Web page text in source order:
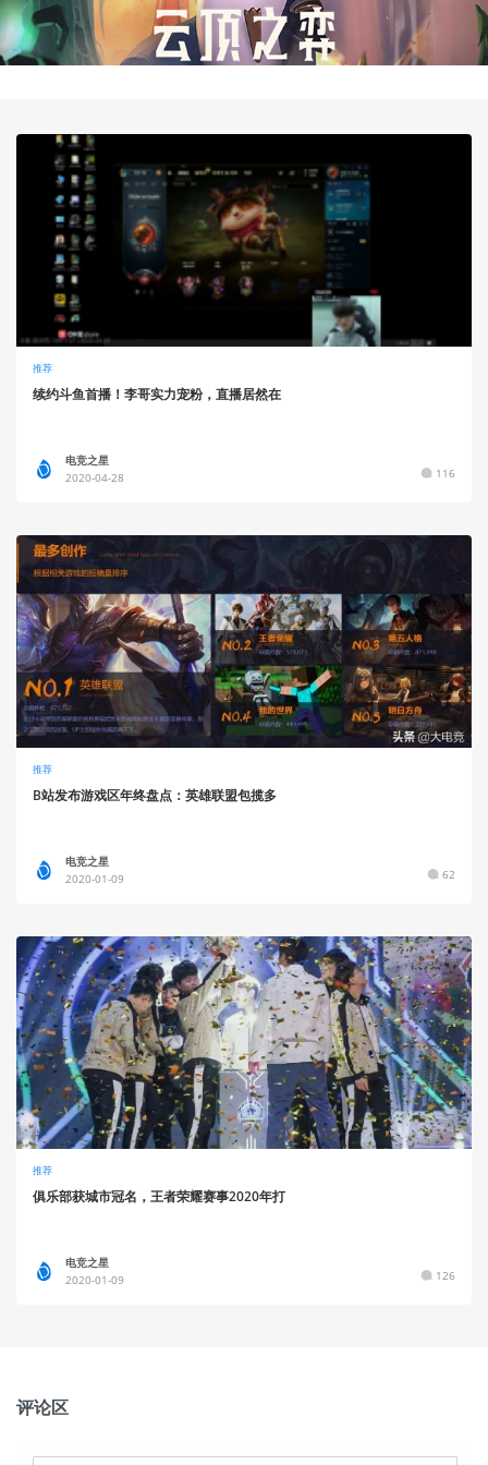
推荐
续约斗鱼首播！李哥实力宠粉，直播居然在
电竞之星
2020-04-28
116
推荐
B站发布游戏区年终盘点：英雄联盟包揽多
电竞之星
2020-01-09
62
推荐
俱乐部获城市冠名，王者荣耀赛事2020年打
电竞之星
2020-01-09
126
评论区